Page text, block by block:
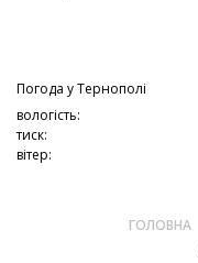
Погода уТернополі
вологість:
тиск:
вітер:
ГОЛОВНА